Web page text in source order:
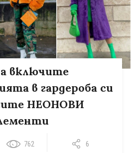
включите
в гардероба си
НЕОНОВИ
762 6